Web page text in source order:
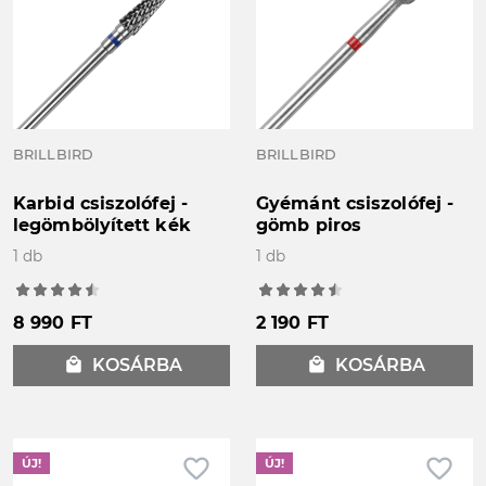
BRILLBIRD
Karbid csiszolófej -
legömbölyített kék
1 db
8 990 FT
local_mall KOSÁRBA
BRILLBIRD
Gyémánt csiszolófej -
gömb piros
1 db
2 190 FT
local_mall KOSÁRBA
favorite_border
ÚJ! favorite_border
ÚJ!